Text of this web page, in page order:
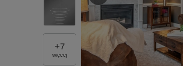
+7
więcej